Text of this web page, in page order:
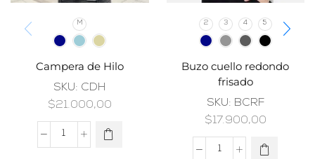
M
Campera de Hilo
SKU: CDH
$21.000,00
2 3 4 5
Buzo cuello redondo
frisado
SKU: BCRF
$17.900,00